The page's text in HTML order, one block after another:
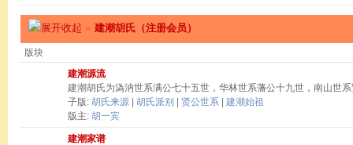
» 建潮胡氏（注册会员）
版块
建潮源流
建潮胡氏为溈汭世系满公七十五世，华林世系藩公十九世，南山世
子版: 胡氏来源 胡氏派别 贤公世系
建潮始祖
版主: 胡一宾
建潮家谱